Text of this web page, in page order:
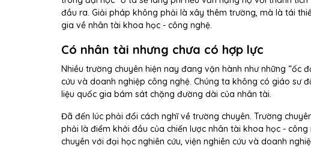
đầu ra. Giải pháp không phải là xây thêm trường, mà là tái
gia về nhân tài khoa học - công nghệ.
Có nhân tài nhưng chưa có hợp lực
Nhiều trường chuyên hiện nay đang vận hành như những
cứu và doanh nghiệp công nghệ. Chúng ta không có giáo sư
liệu quốc gia bám sát chặng đường dài của nhân tài.
Đã đến lúc phải đổi cách nghĩ về trường chuyên. Trường
phải là điểm khởi đầu của chiến lược nhân tài khoa học -
chuyên với đại học nghiên cứu, viện nghiên cứu và doanh